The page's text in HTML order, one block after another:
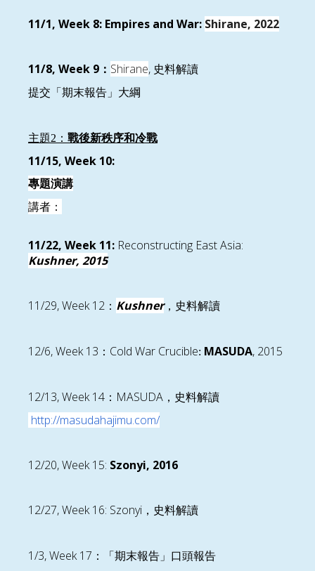
11/1, Week 8: Empires and War: Shirane, 2022
11/8, Week 9 ： Shirane, 史料解讀
提交「期末報告」大綱
主題2： 戰後新秩序和冷戰
11/15, Week 10:
專題演講
講者：
11/22, Week 11: Reconstructing East Asia:
Kushner, 2015
11/29, Week 12 ： Kushner， 史料解讀
12/6, Week 13 ： Cold War Crucible: MASUDA, 2015
12/13, Week 14 ： MASUDA ， 史料解讀
http://masudahajimu.com/
12/20, Week 15: Szonyi, 2016
12/27, Week 16: Szonyi ， 史料解讀
1/3, Week 17 ：「期末報告」口頭報告